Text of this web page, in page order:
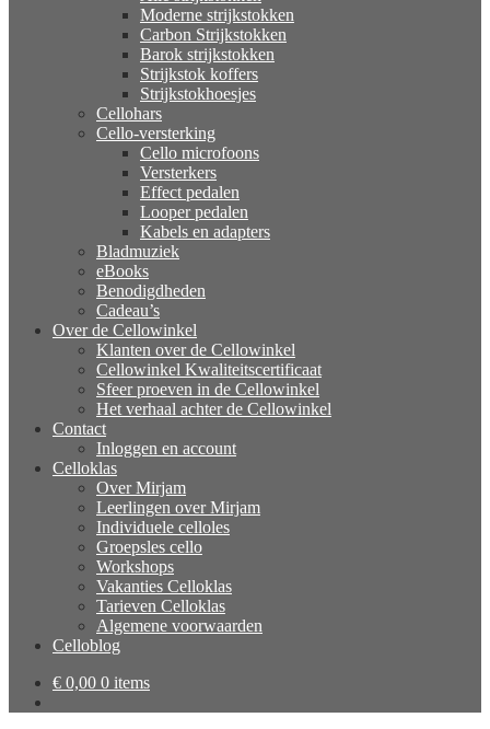
Moderne strijkstokken
Carbon Strijkstokken
Barok strijkstokken
Strijkstok koffers
Strijkstokhoesjes
Cellohars
Cello-versterking
Cello microfoons
Versterkers
Effect pedalen
Looper pedalen
Kabels en adapters
Bladmuziek
eBooks
Benodigdheden
Cadeau’s
Over de Cellowinkel
Klanten over de Cellowinkel
Cellowinkel Kwaliteitscertificaat
Sfeer proeven in de Cellowinkel
Het verhaal achter de Cellowinkel
Contact
Inloggen en account
Celloklas
Over Mirjam
Leerlingen over Mirjam
Individuele celloles
Groepsles cello
Workshops
Vakanties Celloklas
Tarieven Celloklas
Algemene voorwaarden
Celloblog
€ 0,00 0 items